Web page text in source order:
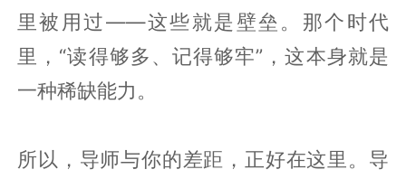
里被用过——这些就是壁垒。那个时代
里，“读得够多、记得够牢”，这本身就是
一种稀缺能力。
所以，导师与你的差距，正好在这里。导